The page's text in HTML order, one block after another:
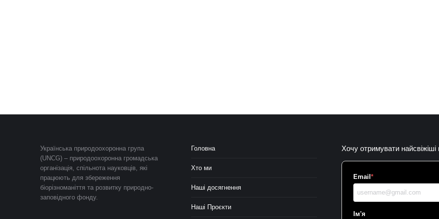
Українська природоохоронна група
(UNCG) – природоохоронна громадська
організація, спільнота науковців, які
працюють для збереження
біорізноманіття та розвитку природно-
заповідного фонду.
Головна
Хто ми
Наші досягнення
Наші Проєкти
Хочу отримувати найсвіжіші
Email*
Ім'я